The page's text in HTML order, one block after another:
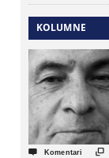
KOLUMNE
 Komentari 